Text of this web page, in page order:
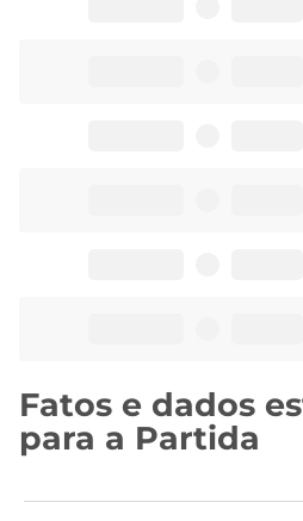
Fatos e dados
para a Partida